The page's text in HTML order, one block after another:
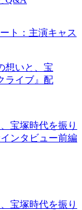
ト：主演キャス
宝塚時代を振り
ンタビュー前編
宝塚時代を振り